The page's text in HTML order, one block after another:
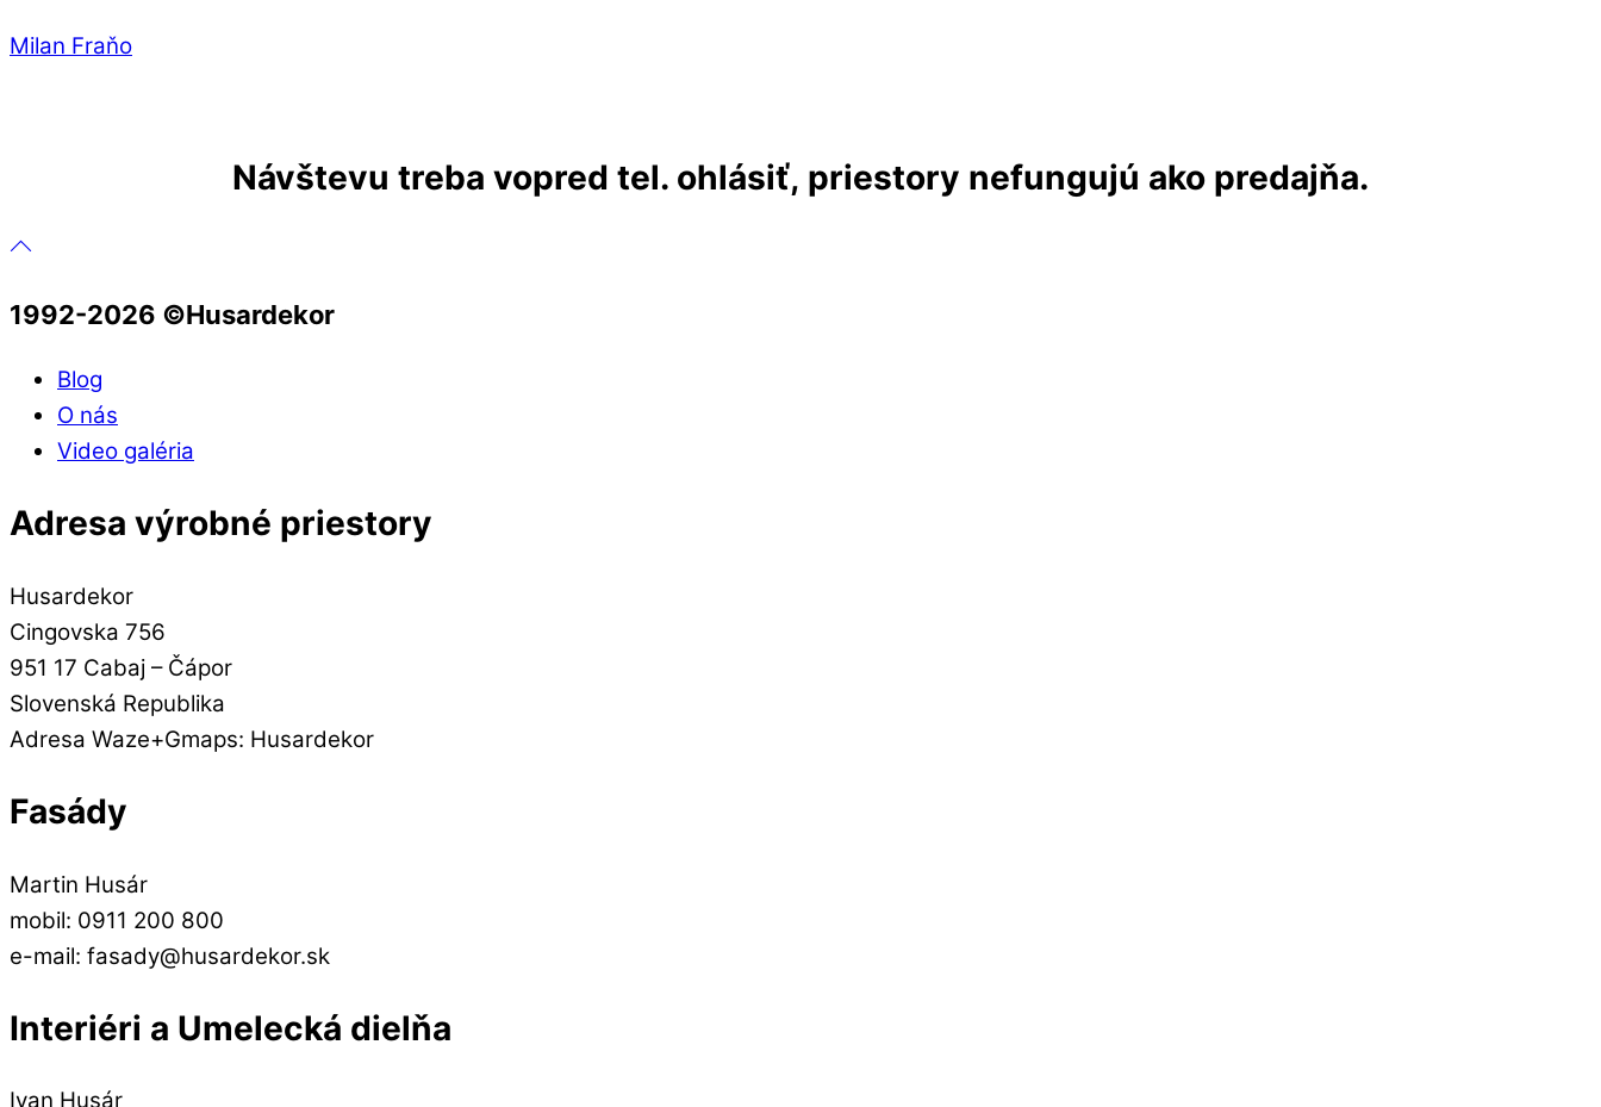
Milan Fraňo
Návštevu treba vopred tel. ohlásiť, priestory nefungujú ako predajňa.
1992-2026 ©️Husardekor
Blog
O nás
Video galéria
Adresa výrobné priestory
Husardekor
Cingovska 756
951 17 Cabaj – Čápor
Slovenská Republika
Adresa Waze+Gmaps: Husardekor
Fasády
Martin Husár
mobil: 0911 200 800
e-mail: fasady@husardekor.sk
Interiéri a Umelecká dielňa
Ivan Husár